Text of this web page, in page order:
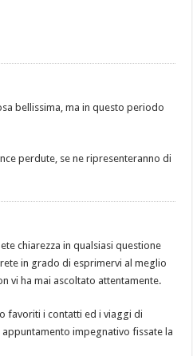
bellissima, ma in questo periodo
perdute, se ne ripresenteranno di
chiarezza in qualsiasi questione
in grado di esprimervi al meglio
vi ha mai ascoltato attentamente.
favoriti i contatti ed i viaggi di
appuntamento impegnativo fissate la